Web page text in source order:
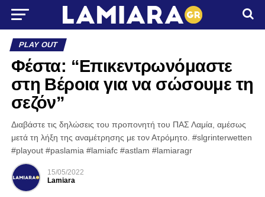
PLAY OUT
Φέστα: “Επικεντρωνόμαστε
στη Βέροια για να σώσουμε τη
σεζόν”
Διαβάστε τις δηλώσεις του προπονητή του ΠΑΣ Λαμία, αμέσως
μετά τη λήξη της αναμέτρησης με τον Ατρόμητο. #slgrinterwetten
#playout #paslamia #lamiafc #astlam #lamiaragr
15/05/2022
Lamiara